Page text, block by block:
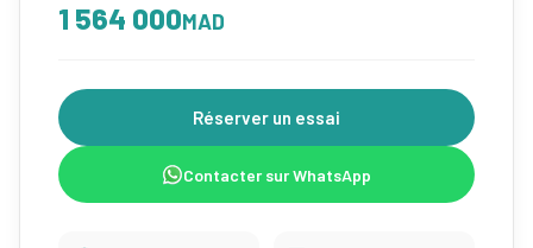
1 564 000MAD
Réserver un essai
Contacter sur WhatsApp